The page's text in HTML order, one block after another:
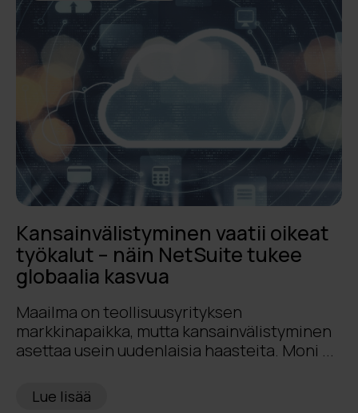
Kansainvälistyminen vaatii oikeat
työkalut – näin NetSuite tukee
globaalia kasvua
Maailma on teollisuusyrityksen
markkinapaikka, mutta kansainvälistyminen
asettaa usein uudenlaisia haasteita. Moni ...
Lue lisää